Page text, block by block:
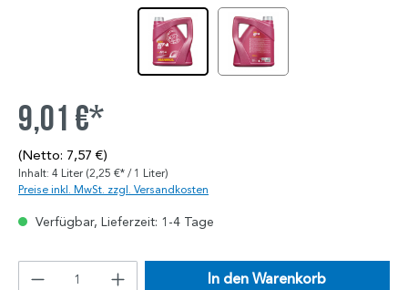
9,01 €*
(Netto: 7,57 €)
Inhalt: 4 Liter (2,25 €* / 1 Liter)
Preise inkl. MwSt. zzgl. Versandkosten
Verfügbar, Lieferzeit: 1-4 Tage
In den Warenkorb